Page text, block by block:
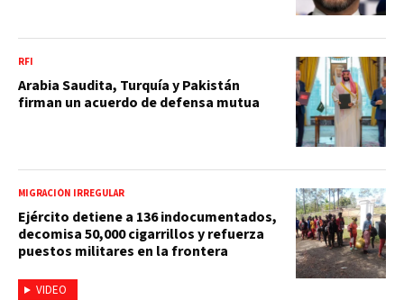
RFI
Arabia Saudita, Turquía y Pakistán
firman un acuerdo de defensa mutua
VIDEO
MIGRACIÓN IRREGULAR
Ejército detiene a 136 indocumentados,
decomisa 50,000 cigarrillos y refuerza
puestos militares en la frontera